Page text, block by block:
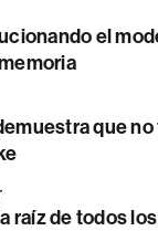
el
que
raíz de todos